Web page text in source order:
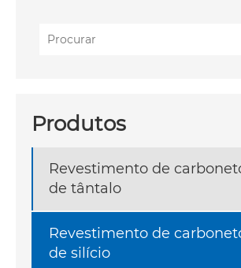
Produtos
Revestimento de
de tântalo
Revestimento de
de silício